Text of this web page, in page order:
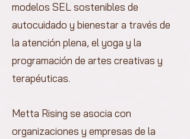
modelos SEL sostenibles de
autocuidado y bienestar a través de
la atención plena, el yoga y la
programación de artes creativas y
terapéuticas.
Metta Rising se asocia con
organizaciones y empresas de la